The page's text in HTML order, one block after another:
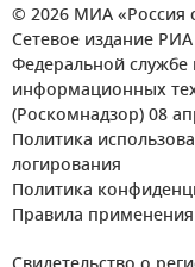
© 2026 МИА «Россия
Сетевое издание
Федеральной службе
информационных
(Роскомнадзор) 08
Политика
логирования
Политика
Правила